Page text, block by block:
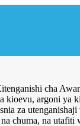
cha
argoni
za
chuma, na utafiti